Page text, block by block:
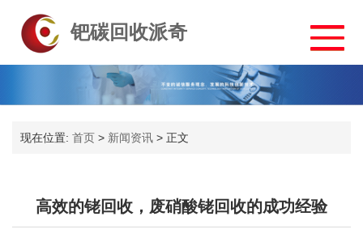
钯碳回收派奇
现在位置: 首页 > 新闻资讯 > 正文
高效的铑回收，废硝酸铑回收的成功经验